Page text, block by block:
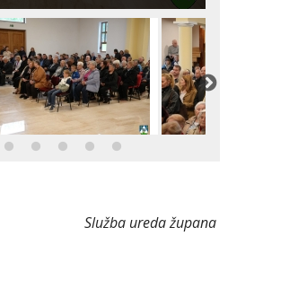
Služba ureda župana